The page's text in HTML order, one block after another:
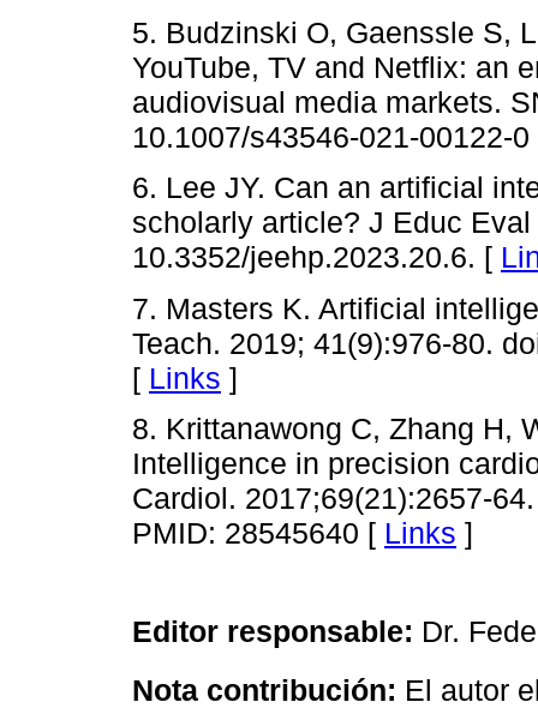
5. Budzinski O, Gaenssle S,
YouTube, TV and Netflix: an
audiovisual media markets.
10.1007/s43546-021-00122-
6. Lee JY. Can an artificial
scholarly article? J Educ
10.3352/jeehp.2023.20.6. [
7. Masters K. Artificial
Teach. 2019; 41(9):976-80.
[ Links ]
8. Krittanawong C, Zhang H,
Intelligence in precision
Cardiol. 2017;69(21):2657-
PMID: 28545640 [ Links ]
Editor responsable: Dr.
Nota contribución: El autor